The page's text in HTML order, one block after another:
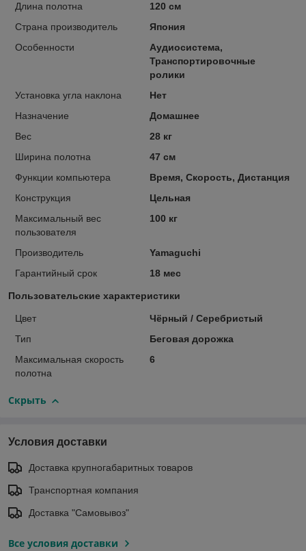
Длина полотна
120 см
Страна производитель
Япония
Особенности
Аудиосистема,
Транспортировочные
ролики
Установка угла наклона
Нет
Назначение
Домашнее
Вес
28 кг
Ширина полотна
47 см
Функции компьютера
Время, Скорость, Дистанция
Конструкция
Цельная
Максимальный вес
пользователя
100 кг
Производитель
Yamaguchi
Гарантийный срок
18 мес
Пользовательские характеристики
Цвет
Чёрный / Серебристый
Тип
Беговая дорожка
Максимальная скорость
полотна
6
Скрыть
Условия доставки
Доставка крупногабаритных товаров
Транспортная компания
Доставка "Самовывоз"
Все условия доставки